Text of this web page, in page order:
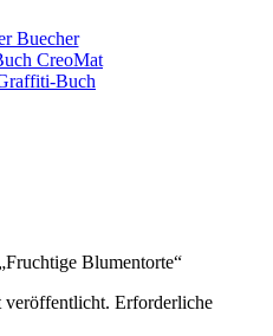
Blumentorte“
Erforderliche